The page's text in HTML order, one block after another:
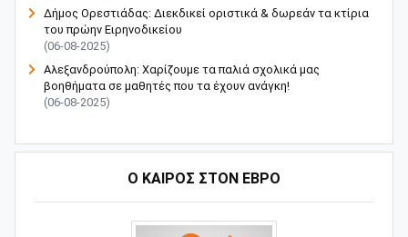
Δήμος Ορεστιάδας: Διεκδικεί οριστικά & δωρεάν τα κτίρια
του πρώην Ειρηνοδικείου
(06-08-2025)
Αλεξανδρούπολη: Χαρίζουμε τα παλιά σχολικά μας
βοηθήματα σε μαθητές που τα έχουν ανάγκη!
(06-08-2025)
Ο ΚΑΙΡΟΣ ΣΤΟΝ ΕΒΡΟ